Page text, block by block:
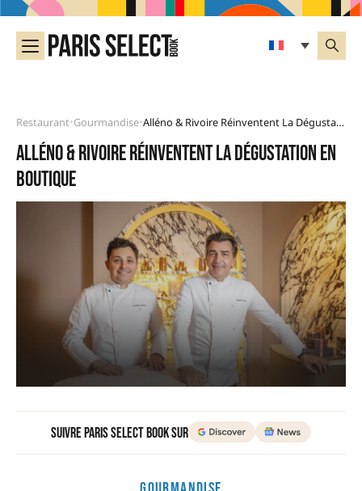
Restaurant•Gourmandise• Alléno & Rivoire Réinventent La Dégustation En Boutique
Alléno & Rivoire réinventent la dégustation en
boutique
Suivre Paris Select Book sur